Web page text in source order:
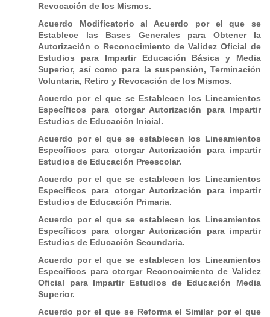
Revocación de los Mismos.
Acuerdo Modificatorio al Acuerdo por el que se
Establece las Bases Generales para Obtener la
Autorización o Reconocimiento de Validez Oficial de
Estudios para Impartir Educación Básica y Media
Superior, así como para la suspensión, Terminación
Voluntaria, Retiro y Revocación de los Mismos.
Acuerdo por el que se Establecen los Lineamientos
Específicos para otorgar Autorización para Impartir
Estudios de Educación Inicial.
Acuerdo por el que se establecen los Lineamientos
Específicos para otorgar Autorización para impartir
Estudios de Educación Preescolar.
Acuerdo por el que se establecen los Lineamientos
Específicos para otorgar Autorización para impartir
Estudios de Educación Primaria.
Acuerdo por el que se establecen los Lineamientos
Específicos para otorgar Autorización para impartir
Estudios de Educación Secundaria.
Acuerdo por el que se establecen los Lineamientos
Específicos para otorgar Reconocimiento de Validez
Oficial para Impartir Estudios de Educación Media
Superior.
Acuerdo por el que se Reforma el Similar por el que